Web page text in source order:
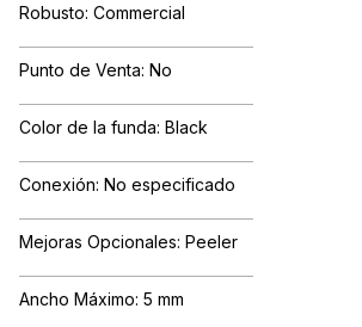
Robusto: Commercial
Punto de Venta: No
Color de la funda: Black
Conexión: No especificado
Mejoras Opcionales: Peeler
Ancho Máximo: 5 mm